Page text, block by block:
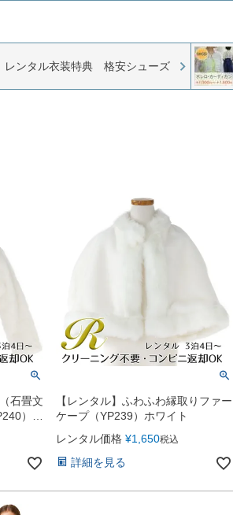
Web または お電話
レンタル衣装特典 格安シューズ
石畳文
）ホ
【レンタル】ふわふわ縁取りファー
ケープ（YP239）ホワイト
レンタル価格 ¥1,650税込
詳細を見る